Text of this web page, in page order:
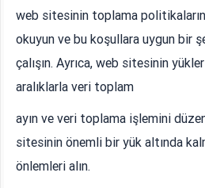
web sitesinin toplama
okuyun ve bu koşullara uygun bir
çalışın. Ayrıca, web sitesinin
aralıklarla veri toplam
ayın ve veri toplama işlemini
sitesinin önemli bir yük altında
önlemleri alın.